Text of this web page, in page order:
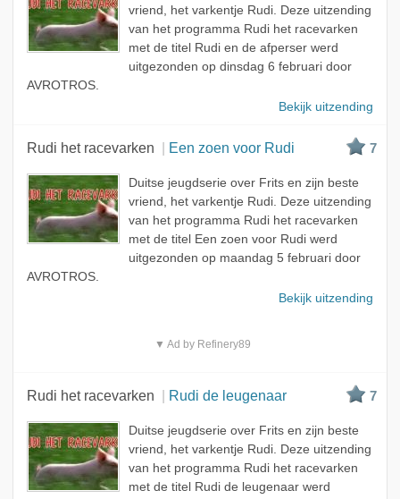
vriend, het varkentje Rudi. Deze uitzending
van het programma Rudi het racevarken
met de titel Rudi en de afperser werd
uitgezonden op dinsdag 6 februari door
AVROTROS.
Bekijk uitzending
Rudi het racevarken Een zoen voor Rudi 7
Duitse jeugdserie over Frits en zijn beste
vriend, het varkentje Rudi. Deze uitzending
van het programma Rudi het racevarken
met de titel Een zoen voor Rudi werd
uitgezonden op maandag 5 februari door
AVROTROS.
Bekijk uitzending
▼ Ad by Refinery89
Rudi het racevarken Rudi de leugenaar 7
Duitse jeugdserie over Frits en zijn beste
vriend, het varkentje Rudi. Deze uitzending
van het programma Rudi het racevarken
met de titel Rudi de leugenaar werd